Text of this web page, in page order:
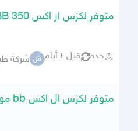
متوفر لكزس ار اكس 350 BB موديل 2026
جده قبل ٤ أيام ش
متوفر لكزس ال اكس bb موديل 2026